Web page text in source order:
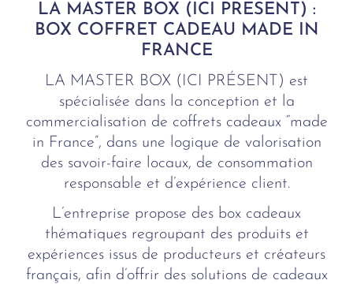
LA MASTER BOX (ICI PRESENT) :
BOX COFFRET CADEAU MADE IN
FRANCE
LA MASTER BOX (ICI PRÉSENT) est
spécialisée dans la conception et la
commercialisation de coffrets cadeaux “made
in France”, dans une logique de valorisation
des savoir-faire locaux, de consommation
responsable et d’expérience client.
L’entreprise propose des box cadeaux
thématiques regroupant des produits et
expériences issus de producteurs et créateurs
français, afin d’offrir des solutions de cadeaux